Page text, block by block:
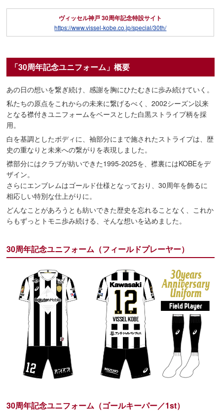
ヴィッセル神戸 30周年記念特設サイト
https://www.vissel-kobe.co.jp/special/30th/
「30周年記念ユニフォーム」概要
あの日の想いを繋ぎ続け、感謝を胸にひたむきに歩み続けていく。
私たちの原点をこれからの未来に繋げるべく、2002シーズン以来
となる襟付きユニフォームをベースとした白黒ストライプ柄を採
用。
白を基調としたボディに、袖部分にまで施されたストライプは、歴
史の重なりと未来への繋がりを表現しました。
襟部分にはクラブが紡いできた1995-2025を、襟裏にはKOBEをデ
ザイン。
さらにエンブレムはゴールド仕様となっており、30周年を飾るに
相応しい特別な仕上がりに。
どんなことがあろうとも紡いできた歴史を忘れることなく、これか
らもずっとトモニ歩み続ける、そんな想いを込めました。
30周年記念ユニフォーム（フィールドプレーヤー）
30周年記念ユニフォーム（ゴールキーパー／1st）